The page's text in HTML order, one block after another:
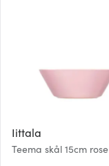
Iittala
Teema skål 15cm rose